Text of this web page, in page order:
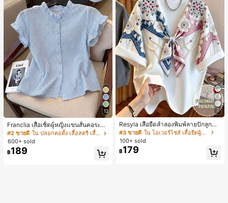
12
Franclia เสื้อเชิ้ตผู้หญิงแขนสั้นคอระบา
ยกระดุมเดี่ยวลายทาง
#2 ขายดี
ใน ปลอกคอตั้ง เสื้อสตรี เสื้อเบลาส์ & Tee
600+ sold
฿189
7
Resyla เสื้อยืดลำลองพิมพ์ลายปักลูกปัด
รูปโบว์ขนาดใหญ่สำหรับผู้หญิง
#3 ขายดี
ใน โอเวอร์ไซส์ เสื้อยืดผู้หญิง
100+ sold
฿179